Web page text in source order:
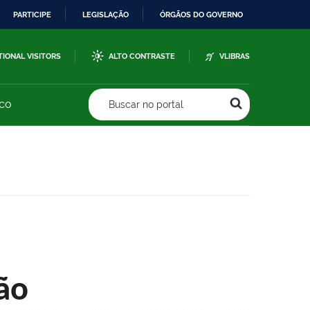
PARTICIPE LEGISLAÇÃO ÓRGÃOS DO GOVERNO
VISITORS ALTO CONTRASTE VLIBRAS
Buscar no portal